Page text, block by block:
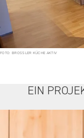
FOTO: BROSSLER KÜCHE AKTIV
EIN